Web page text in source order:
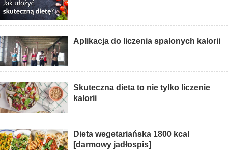
Aplikacja do liczenia spalonych kalorii
Skuteczna dieta to nie tylko liczenie
kalorii
Dieta wegetariańska 1800 kcal
[darmowy jadłospis]